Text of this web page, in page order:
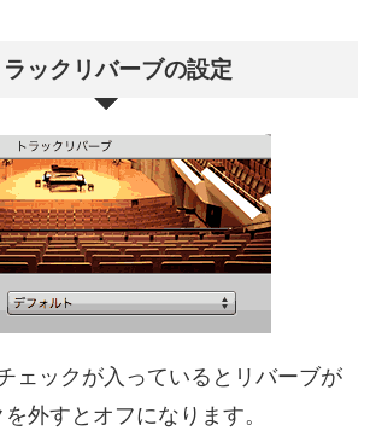
ラックリバーブの設定
ェックが入っているとリバーブが
外すとオフになります。